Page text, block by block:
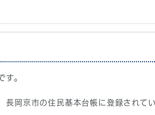
す。
長岡京市の住民基本台帳に登録されて